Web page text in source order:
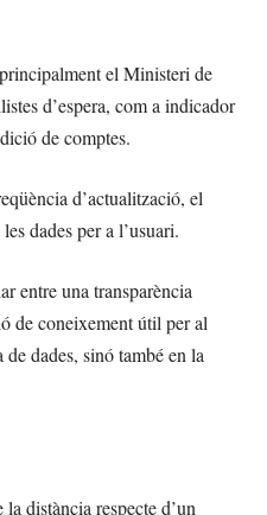
el Ministeri de
d’espera, com a indicador
de comptes.
d’actualització, el
dades per a l’usuari.
entre una transparència
de coneixement útil per al
dades, sinó també en la
distància respecte d’un